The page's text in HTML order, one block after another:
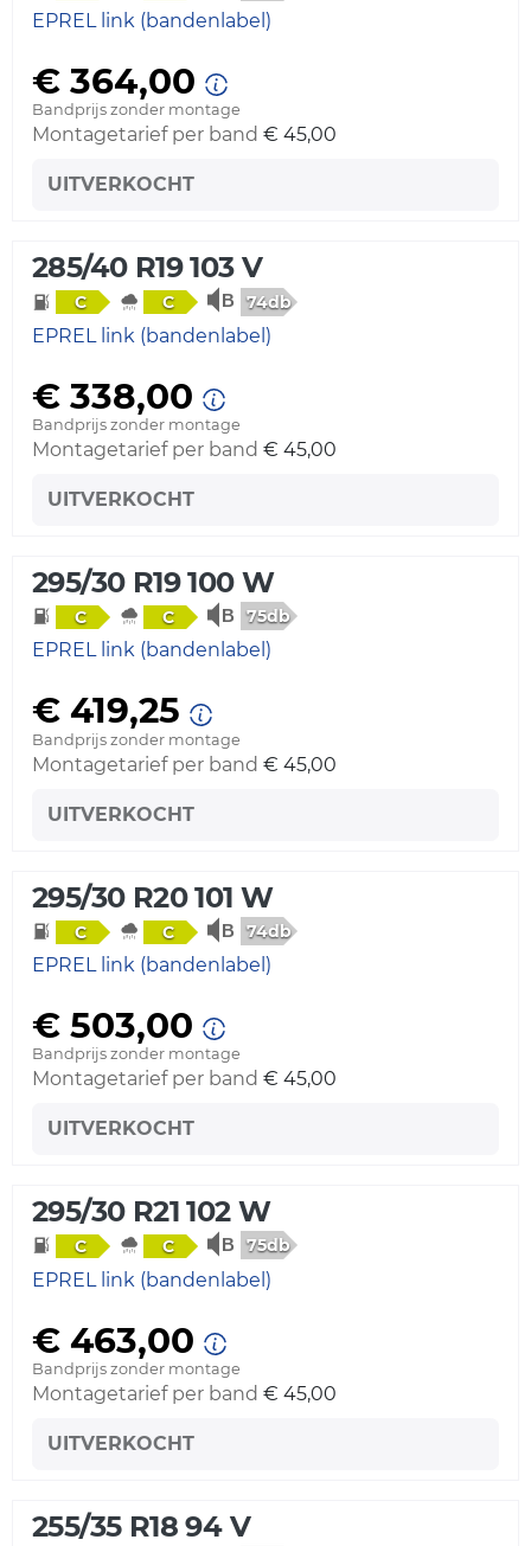
EPREL link (bandenlabel)
€ 364,00
Bandprijs zonder montage
Montagetarief per band € 45,00
UITVERKOCHT
285/40 R19 103 V
C C 74db
EPREL link (bandenlabel)
€ 338,00
Bandprijs zonder montage
Montagetarief per band € 45,00
UITVERKOCHT
295/30 R19 100 W
C C 75db
EPREL link (bandenlabel)
€ 419,25
Bandprijs zonder montage
Montagetarief per band € 45,00
UITVERKOCHT
295/30 R20 101 W
C C 74db
EPREL link (bandenlabel)
€ 503,00
Bandprijs zonder montage
Montagetarief per band € 45,00
UITVERKOCHT
295/30 R21 102 W
C C 75db
EPREL link (bandenlabel)
€ 463,00
Bandprijs zonder montage
Montagetarief per band € 45,00
UITVERKOCHT
255/35 R18 94 V